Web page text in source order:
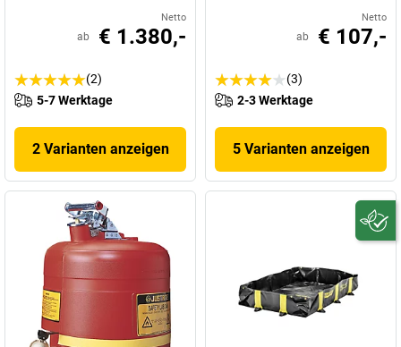
Netto
ab € 1.380,-
(2)
5-7 Werktage
2 Varianten anzeigen
Netto
ab € 107,-
(3)
2-3 Werktage
5 Varianten anzeigen